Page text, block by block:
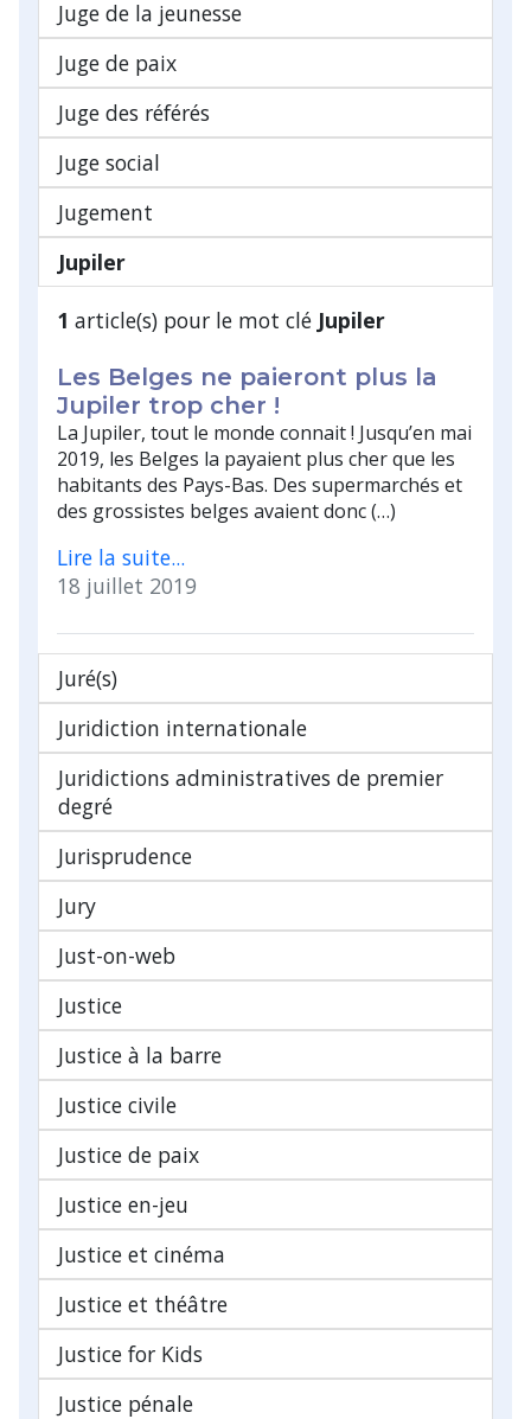
Juge de la jeunesse
Juge de paix
Juge des référés
Juge social
Jugement
Jupiler
1 article(s) pour le mot clé Jupiler
Les Belges ne paieront plus la
Jupiler trop cher !
La Jupiler, tout le monde connait ! Jusqu’en mai
2019, les Belges la payaient plus cher que les
habitants des Pays-Bas. Des supermarchés et
des grossistes belges avaient donc (…)
Lire la suite...
18 juillet 2019
Juré(s)
Juridiction internationale
Juridictions administratives de premier
degré
Jurisprudence
Jury
Just-on-web
Justice
Justice à la barre
Justice civile
Justice de paix
Justice en-jeu
Justice et cinéma
Justice et théâtre
Justice for Kids
Justice pénale